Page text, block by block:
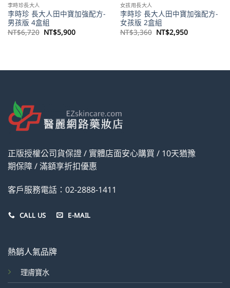
李時珍長大人
李時珍 長大人田中寶加強配方-
男孩版 4盒組
NT$6,720 原
始
NT$5,900目
前
女孩用長大人
李時珍 長大人田中寶加強配方-
女孩版 2盒組
NT$3,360 原
始
NT$2,950目
前
正版授權公司貨保證 / 實體店面安心購買 / 10天猶豫
期保障 / 滿額享折扣優惠
客戶服務電話：02-2888-1411
CALL US E-MAIL
熱銷人氣品牌
理膚寶水